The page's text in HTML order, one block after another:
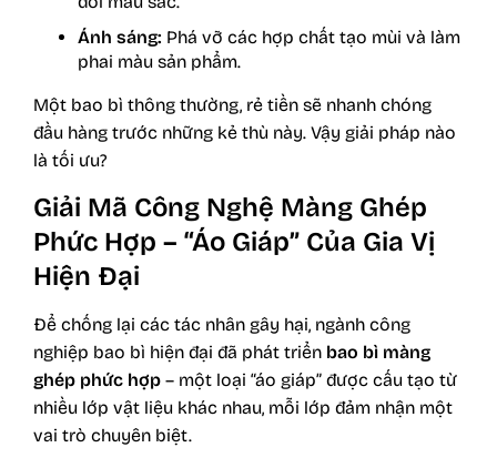
Ánh sáng: Phá vỡ các hợp chất tạo mùi và làm
phai màu sản phẩm.
Một bao bì thông thường, rẻ tiền sẽ nhanh chóng
đầu hàng trước những kẻ thù này. Vậy giải pháp nào
là tối ưu?
Giải Mã Công Nghệ Màng Ghép
Phức Hợp – “Áo Giáp” Của Gia Vị
Hiện Đại
Để chống lại các tác nhân gây hại, ngành công
nghiệp bao bì hiện đại đã phát triển bao bì màng
ghép phức hợp – một loại “áo giáp” được cấu tạo từ
nhiều lớp vật liệu khác nhau, mỗi lớp đảm nhận một
vai trò chuyên biệt.